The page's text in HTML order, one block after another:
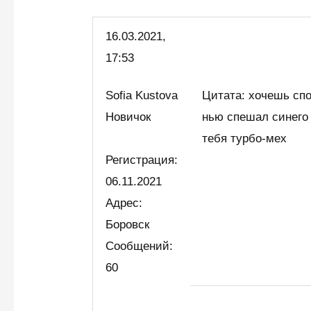
16.03.2021,
17:53
Sofia Kustova
Новичок
Регистрация:
06.11.2021
Адрес:
Боровск
Сообщений:
60
Цитата: хочешь
нью спешал
тебя турбо-мех